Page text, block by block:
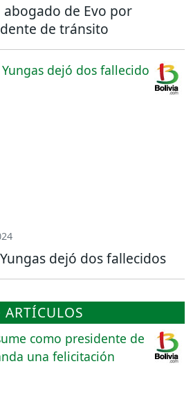
de Evo por
de tránsito
dejó dos fallecidos
ARTÍCULOS